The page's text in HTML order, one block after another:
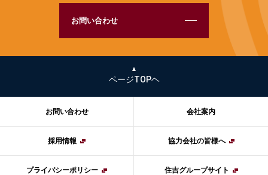
お問い合わせ
ページTOPヘ
お問い合わせ 会社案内
採用情報 協力会社の皆様へ
プライバシーポリシー 住吉グループサイト